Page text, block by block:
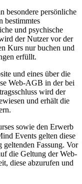
besondere persönliche
bestimmtes
und psychische
der Nutzer vor der
Kurs nur buchen und
erfüllt.
und eines über die
Web-AGB in der bei
wird der
und erhält die
sowie den Erwerb
Events gelten diese
Fassung. Vor
die Geltung der Web-
diese abzurufen und